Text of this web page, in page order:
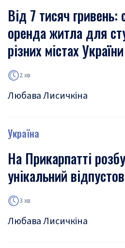
Від 7 тисяч гривень:
оренда житла для
різних містах України
2 хв
Любава Лисичкіна
Україна
На Прикарпатті
унікальний
3 хв
Любава Лисичкіна